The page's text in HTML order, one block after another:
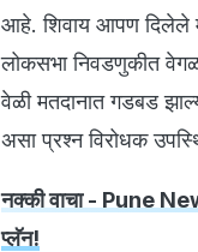
आहे. शिवाय आपण दिलेले
लोकसभा निवडणुकीत
वेळी मतदानात गडबड
असा प्रश्न विरोधक
नक्की वाचा - Pune
प्लॅन!